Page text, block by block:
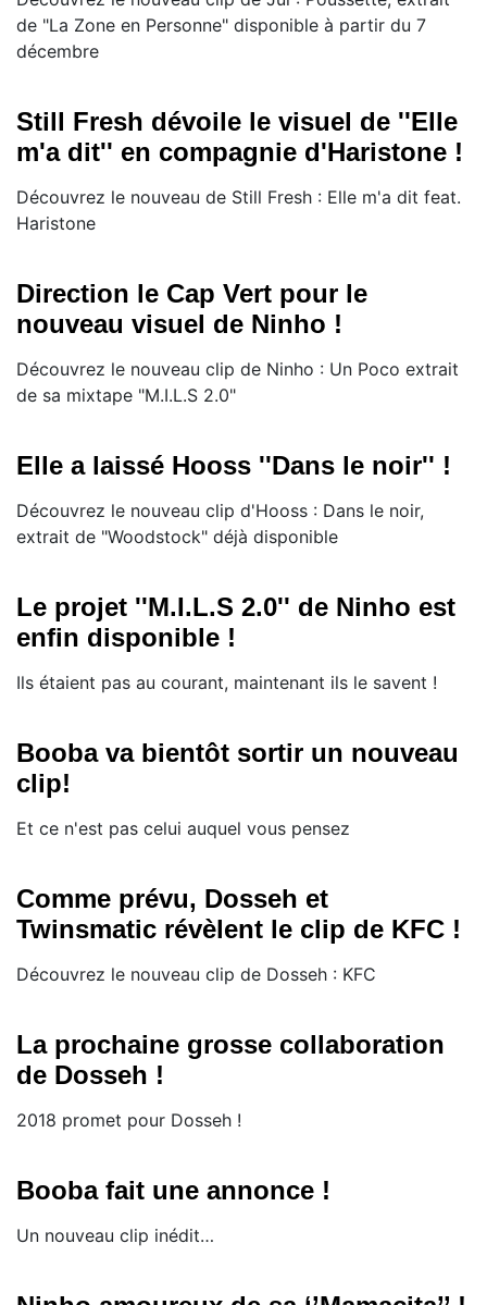
de "La Zone en Personne" disponible à partir du 7
décembre
Still Fresh dévoile le visuel de ''Elle
m'a dit'' en compagnie d'Haristone !
Découvrez le nouveau de Still Fresh : Elle m'a dit feat.
Haristone
Direction le Cap Vert pour le
nouveau visuel de Ninho !
Découvrez le nouveau clip de Ninho : Un Poco extrait
de sa mixtape "M.I.L.S 2.0"
Elle a laissé Hooss ''Dans le noir'' !
Découvrez le nouveau clip d'Hooss : Dans le noir,
extrait de "Woodstock" déjà disponible
Le projet ''M.I.L.S 2.0'' de Ninho est
enfin disponible !
Ils étaient pas au courant, maintenant ils le savent !
Booba va bientôt sortir un nouveau
clip!
Et ce n'est pas celui auquel vous pensez
Comme prévu, Dosseh et
Twinsmatic révèlent le clip de KFC !
Découvrez le nouveau clip de Dosseh : KFC
La prochaine grosse collaboration
de Dosseh !
2018 promet pour Dosseh !
Booba fait une annonce !
Un nouveau clip inédit…